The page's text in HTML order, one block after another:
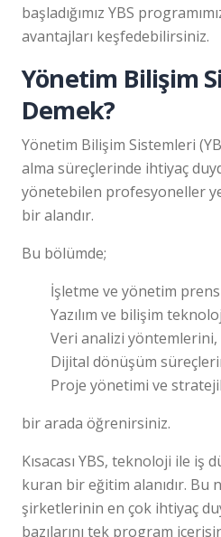
başladığımız YBS
avantajları keşfedebilirsiniz.
Yönetim Bilişim
Demek?
Yönetim Bilişim Sistemleri
alma süreçlerinde ihtiyaç
yönetebilen profesyoneller
bir alandır.
Bu bölümde;
İşletme ve yönetim
Yazılım ve bilişim
Veri analizi yöntemlerini,
Dijital dönüşüm
Proje yönetimi ve
bir arada öğrenirsiniz.
Kısacası YBS, teknoloji ile iş
kuran bir eğitim alanıdır. Bu
şirketlerinin en çok ihtiyaç
bazılarını tek program